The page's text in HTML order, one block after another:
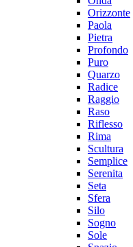
Orizzonte
Paola
Pietra
Profondo
Puro
Quarzo
Radice
Raggio
Raso
Riflesso
Rima
Scultura
Semplice
Serenita
Seta
Sfera
Silo
Sogno
Sole